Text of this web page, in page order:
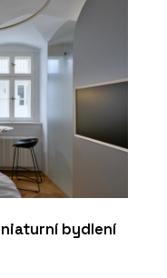
bydlení